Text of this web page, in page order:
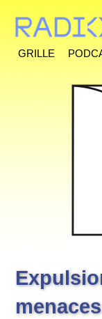
Grille